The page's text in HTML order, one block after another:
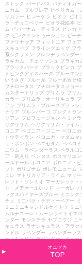
ストック
バードバス パティオガー
ニカム・プルプレア
ヒペリカム・
リカラー
ヒューケラ ビオラ ビオ
ラ・チョコベリー
ビオラ花絵本
ム
ビバーナム・ティヌス ビンカ
ク
ピンクイントゥーション ピー
ファリナセア フィットニア フェア
スキューブ フライングエッグ フ
系シクラメン フレンチラベンダー
ラキカム・チェリッシュ
ブラキカ
ブラックバード ブラックビンカ
トピンクアイスバーグ ブルーエン
いうさぎ ブルー系 ブルー系寄せ植
プチロータス
プチロータスジョー
カスタードリップ プリムラ プリ
カラー プリムラ・オーリキュラ
アン プリムラ・ブルースプラッシ
ナリア プルンパーゴ プレクトラン
リアン プロフュージョン ヘミグラ
リクリサム ヘリクリサム・ライム
ゴニア ベゴニア・ジニー ベロニ
トウテイラン ベロニカ・マダムマ
ュ・ボンボン ペニセタム ペペロミ
ニウム・ラベンダーラス ペラルゴ
ア・斑入り ペンタス ホスマリエ
ールドール ボロニア ボロニア・ピ
ット
ポリゴナム ポレモニューム
ュレ マトリカリア・ライム マリー
レット・ソレミオ マーガレット・
ト・メテオールレッド マーガレッ
ックスパイヤーズブルー
ミニシク
チュ
ミニバラ・テディーベアー
ミニミニキャンドルケイトウ
ミニ
ムルチコーレ・ムーンライトイエ
ンダー モンステラ ヤブコウジ ユ
キュラス
ラナンキュラス・アラク
ンドル ラベンダー ラベンダーラス
ー・キャリコ ラベンダー・キュー
リグラリア リシマキ
シマキア・ボジョレー リシマキア
リューカ リューカデ
オニヅカ
TOP